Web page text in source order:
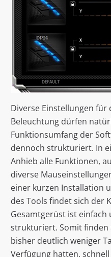
Diverse Einstellungen für
Beleuchtung dürfen
Funktionsumfang der
dennoch strukturiert. In
Anhieb alle Funktionen,
diverse
einer kurzen Installation
des Tools findet sich der
Gesamtgerüst ist
strukturiert. Somit finden
bisher deutlich weniger
Verfügung hatten,